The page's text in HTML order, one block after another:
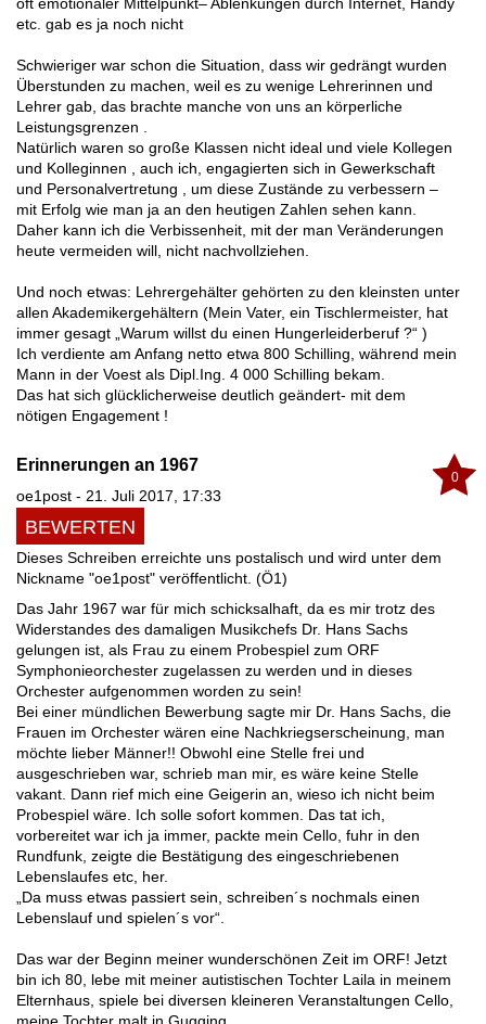
oft emotionaler Mittelpunkt– Ablenkungen durch Internet, Handy
etc. gab es ja noch nicht
Schwieriger war schon die Situation, dass wir gedrängt wurden
Überstunden zu machen, weil es zu wenige Lehrerinnen und
Lehrer gab, das brachte manche von uns an körperliche
Leistungsgrenzen .
Natürlich waren so große Klassen nicht ideal und viele Kollegen
und Kolleginnen , auch ich, engagierten sich in Gewerkschaft
und Personalvertretung , um diese Zustände zu verbessern –
mit Erfolg wie man ja an den heutigen Zahlen sehen kann.
Daher kann ich die Verbissenheit, mit der man Veränderungen
heute vermeiden will, nicht nachvollziehen.
Und noch etwas: Lehrergehälter gehörten zu den kleinsten unter
allen Akademikergehältern (Mein Vater, ein Tischlermeister, hat
immer gesagt „Warum willst du einen Hungerleiderberuf ?“ )
Ich verdiente am Anfang netto etwa 800 Schilling, während mein
Mann in der Voest als Dipl.Ing. 4 000 Schilling bekam.
Das hat sich glücklicherweise deutlich geändert- mit dem
nötigen Engagement !
0
Erinnerungen an 1967
oe1post - 21. Juli 2017, 17:33
BEWERTEN
Dieses Schreiben erreichte uns postalisch und wird unter dem
Nickname "oe1post" veröffentlicht. (Ö1)
Das Jahr 1967 war für mich schicksalhaft, da es mir trotz des
Widerstandes des damaligen Musikchefs Dr. Hans Sachs
gelungen ist, als Frau zu einem Probespiel zum ORF
Symphonieorchester zugelassen zu werden und in dieses
Orchester aufgenommen worden zu sein!
Bei einer mündlichen Bewerbung sagte mir Dr. Hans Sachs, die
Frauen im Orchester wären eine Nachkriegserscheinung, man
möchte lieber Männer!! Obwohl eine Stelle frei und
ausgeschrieben war, schrieb man mir, es wäre keine Stelle
vakant. Dann rief mich eine Geigerin an, wieso ich nicht beim
Probespiel wäre. Ich solle sofort kommen. Das tat ich,
vorbereitet war ich ja immer, packte mein Cello, fuhr in den
Rundfunk, zeigte die Bestätigung des eingeschriebenen
Lebenslaufes etc, her.
„Da muss etwas passiert sein, schreiben´s nochmals einen
Lebenslauf und spielen´s vor“.
Das war der Beginn meiner wunderschönen Zeit im ORF! Jetzt
bin ich 80, lebe mit meiner autistischen Tochter Laila in meinem
Elternhaus, spiele bei diversen kleineren Veranstaltungen Cello,